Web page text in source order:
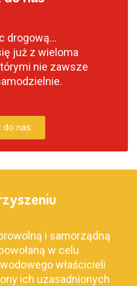
drogową…
już z wieloma
nie zawsze
do nas
i samorządną
w celu
właścicieli
ich uzasadnionych